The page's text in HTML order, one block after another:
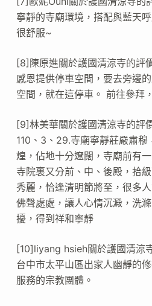
寧靜的寺廟環境，搭配與藍天
很舒服~
[8]陳原進關於護國清涼寺的評
感恩提供停車空間，要去旁邊
空間，就在這停車。 前往參拜
[9]林美華關於護國清涼寺的評
110、3、29.寺廟寧靜莊嚴肅
煌，佔地十分遼闊，寺廟前有
寺院裏又分前、中、後殿，拾
秀麗，恰逢清明節將至，很多
佛聲處處，讓人心情沉澱，洗
擾，得到祥和寧靜
[10]liyang hsieh關於護國清涼
台中市太平山區出家人幽靜的
服務的宗教團體。